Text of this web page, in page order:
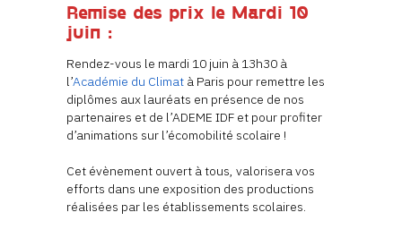
Remise des prix le Mardi 10
juin :
Rendez-vous le mardi 10 juin à 13h30 à
l’Académie du Climat à Paris pour remettre les
diplômes aux lauréats en présence de nos
partenaires et de l’ADEME IDF et pour profiter
d’animations sur l’écomobilité scolaire !
Cet évènement ouvert à tous, valorisera vos
efforts dans une exposition des productions
réalisées par les établissements scolaires.